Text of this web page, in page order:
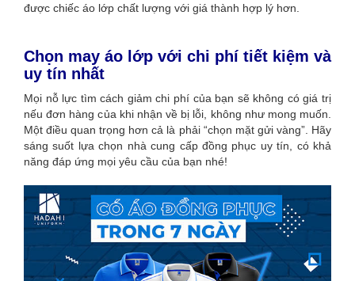
được chiếc áo lớp chất lượng với giá thành hợp lý hơn.
Chọn may áo lớp với chi phí tiết kiệm và
uy tín nhất
Mọi nỗ lực tìm cách giảm chi phí của bạn sẽ không có giá trị
nếu đơn hàng của khi nhận về bị lỗi, không như mong muốn.
Một điều quan trọng hơn cả là phải “chọn mặt gửi vàng”. Hãy
sáng suốt lựa chọn nhà cung cấp đồng phục uy tín, có khả
năng đáp ứng mọi yêu cầu của bạn nhé!